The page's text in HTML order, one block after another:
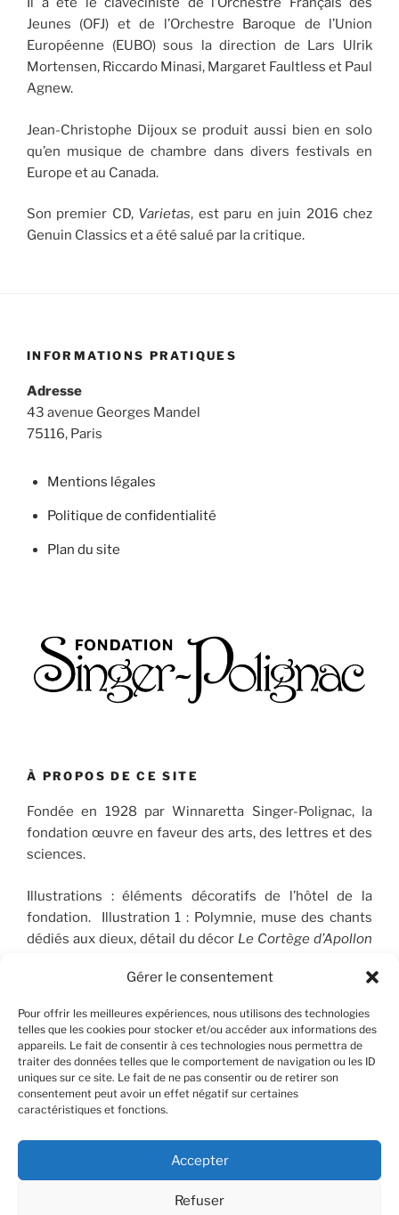
Gérer le consentement
Pour offrir les meilleures expériences, nous utilisons des technologies
telles que les cookies pour stocker et/ou accéder aux informations des
appareils. Le fait de consentir à ces technologies nous permettra de
traiter des données telles que le comportement de navigation ou les ID
uniques sur ce site. Le fait de ne pas consentir ou de retirer son
consentement peut avoir un effet négatif sur certaines
caractéristiques et fonctions.
Accepter
Refuser
Jeunes (OFJ) et de l’Orchestre Baroque de l’Union
Européenne (EUBO) sous la direction de Lars Ulrik
Mortensen, Riccardo Minasi, Margaret Faultless et Paul
Agnew.
Jean-Christophe Dijoux se produit aussi bien en solo
qu’en musique de chambre dans divers festivals en
Europe et au Canada.
Son premier CD, Varietas, est paru en juin 2016 chez
Genuin Classics et a été salué par la critique.
INFORMATIONS PRATIQUES
Adresse
43 avenue Georges Mandel
75116, Paris
Mentions légales
Politique de confidentialité
Plan du site
À PROPOS DE CE SITE
Fondée en 1928 par Winnaretta Singer-Polignac, la
fondation œuvre en faveur des arts, des lettres et des
sciences.
Illustrations : éléments décoratifs de l’hôtel de la
fondation. Illustration 1 : Polymnie, muse des chants
dédiés aux dieux, détail du décor Le Cortège d’Apollon
orne le plafond du Salon de musique. © FSP/OLG
RECHERCHER
Recherche
pour
:
InstagramContact